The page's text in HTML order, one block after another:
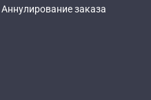
Аннулирование заказа